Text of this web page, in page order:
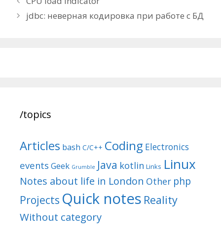
navigation
jdbc: неверная кодировка при работе с БД
/topics
Articles bash C/C++ Coding Electronics
events Geek Grumble Java kotlin Links Linux
Notes about life in London Other php
Projects Quick notes Reality
Without category